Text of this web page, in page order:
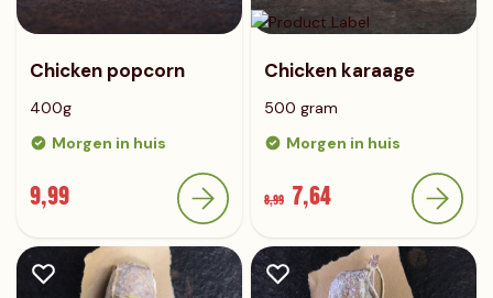
Chicken popcorn
400g
Morgen in huis
9,99
Chicken karaage
500 gram
Morgen in huis
8,99 7,64